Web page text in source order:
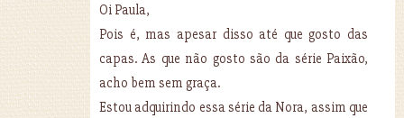
Oi Paula,
Pois é, mas apesar disso até que gosto das
capas. As que não gosto são da série Paixão,
acho bem sem graça.
Estou adquirindo essa série da Nora, assim que